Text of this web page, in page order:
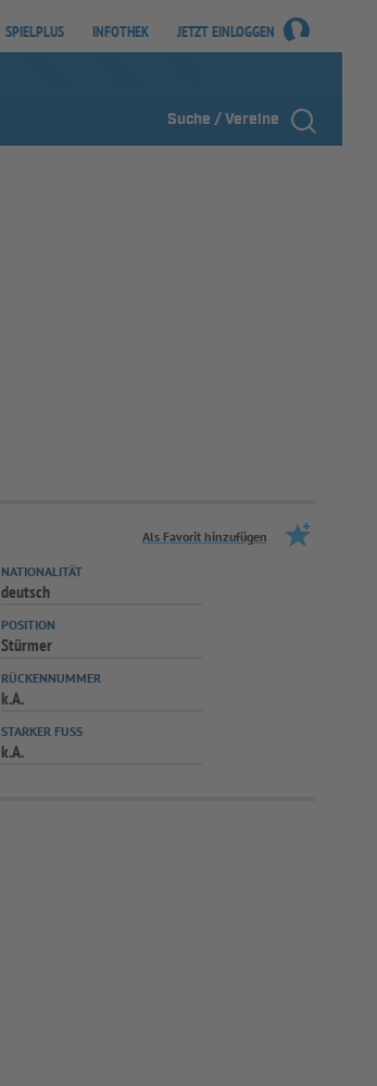
SPIELPLUS INFOTHEK JETZT EINLOGGEN
Suche / Vereine
Als Favorit hinzufügen
NATIONALITÄT
deutsch
POSITION
Stürmer
RÜCKENNUMMER
k.A.
STARKER FUSS
k.A.